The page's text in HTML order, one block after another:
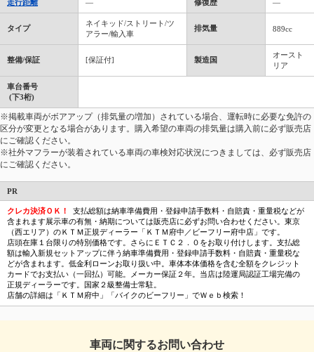
走行距離 ― 修復歴 ―
タイプ
ネイキッド/ストリート/ツ
アラー/輸入車
排気量 889cc
整備/保証 [保証付] 製造国
オースト
リア
車台番号
(下3桁)
※掲載車両がボアアップ（排気量の増加）されている場合、運転時に必要な免許の
区分が変更となる場合があります。購入希望の車両の排気量は購入前に必ず販売店
にご確認ください。
※社外マフラーが装着されている車両の車検対応状況につきましては、必ず販売店
にご確認ください。
PR
クレカ決済ＯＫ！
支払総額は納車準備費用・登録申請手数料・自賠責・重量税などが
含まれます展示車の有無・納期については販売店に必ずお問い合わせください。東京
（西エリア）のＫＴＭ正規ディーラー「ＫＴＭ府中／ビーフリー府中店」です。
店頭在庫１台限りの特別価格です。さらにＥＴＣ２．０をお取り付けします。支払総
額は輸入新規セットアップに伴う納車準備費用・登録申請手数料・自賠責・重量税な
どが含まれます。低金利ローンお取り扱い中。車体本体価格を含む全額をクレジット
カードでお支払い（一回払）可能。メーカー保証２年。当店は陸運局認証工場完備の
正規ディーラーです。国家２級整備士常駐。
店舗の詳細は「ＫＴＭ府中」「バイクのビーフリー」でＷｅｂ検索！
車両に関するお問い合わせ